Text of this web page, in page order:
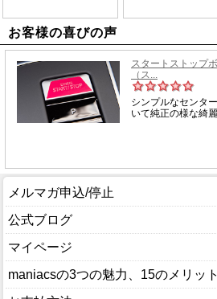
お客様の喜びの声
メルマガ申込/停止
公式ブログ
マイページ
maniacsの3つの魅力、15のメリット